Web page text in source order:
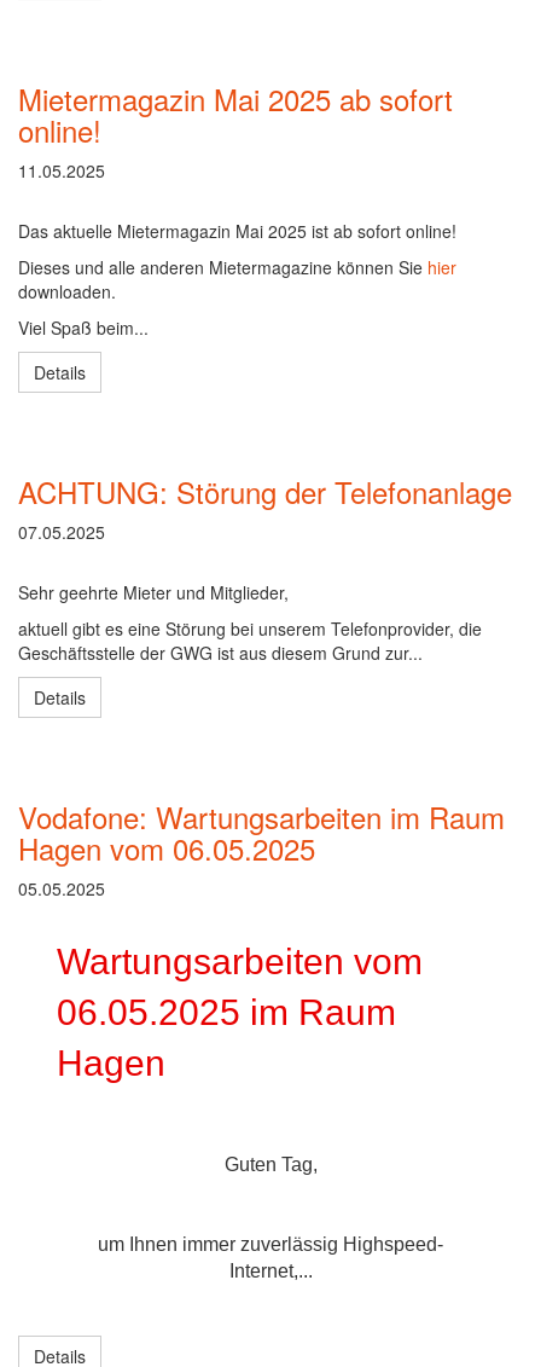
Mietermagazin Mai 2025 ab sofort
online!
11.05.2025
Das aktuelle Mietermagazin Mai 2025 ist ab sofort online!
Dieses und alle anderen Mietermagazine können Sie hier
downloaden.
Viel Spaß beim...
Details
ACHTUNG: Störung der Telefonanlage
07.05.2025
Sehr geehrte Mieter und Mitglieder,
aktuell gibt es eine Störung bei unserem Telefonprovider, die
Geschäftsstelle der GWG ist aus diesem Grund zur...
Details
Vodafone: Wartungsarbeiten im Raum
Hagen vom 06.05.2025
05.05.2025
Wartungsarbeiten vom
06.05.2025 im Raum
Hagen
Guten Tag,
um Ihnen immer zuverlässig Highspeed-
Internet,...
Details